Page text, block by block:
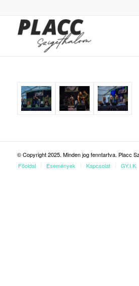
© Copyright 2025. Minden jog fenntartva. Placc
Főoldal
Események Kapcsolat GY.I.K.